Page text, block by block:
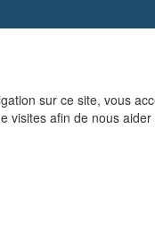
sur ce site, vous
visites afin de nous